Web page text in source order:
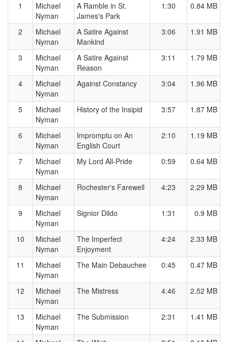
1
Michael
Nyman
A Ramble in St.
James's Park
1:30 0.84 MB
2
Michael
Nyman
A Satire Against
Mankind
3:06 1.91 MB
3
Michael
Nyman
A Satire Against
Reason
3:11 1.79 MB
4
Michael
Nyman
Against Constancy 3:04 1.96 MB
5
Michael
Nyman
History of the Insipid 3:57 1.87 MB
6
Michael
Nyman
Impromptu on An
English Court
2:10 1.19 MB
7
Michael
Nyman
My Lord All-Pride 0:59 0.64 MB
8
Michael
Nyman
Rochester's Farewell 4:23 2.29 MB
9
Michael
Nyman
Signior Dildo 1:31 0.9 MB
10
Michael
Nyman
The Imperfect
Enjoyment
4:24 2.33 MB
11
Michael
Nyman
The Main Debauchee 0:45 0.47 MB
12
Michael
Nyman
The Mistress 4:46 2.52 MB
13
Michael
Nyman
The Submission 2:31 1.41 MB